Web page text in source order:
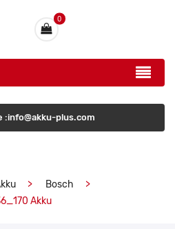
0
:info@akku-plus.com
Bosch
Akku